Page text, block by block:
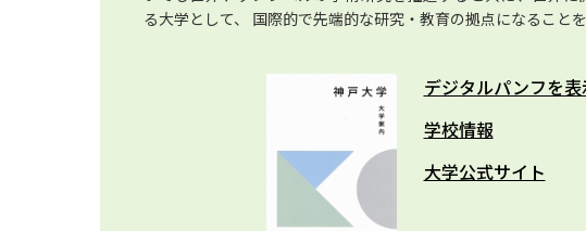
る大学として、 国際的で先端的な研究・教育の拠点になることを
デジタルパンフを表
学校情報
大学公式サイト